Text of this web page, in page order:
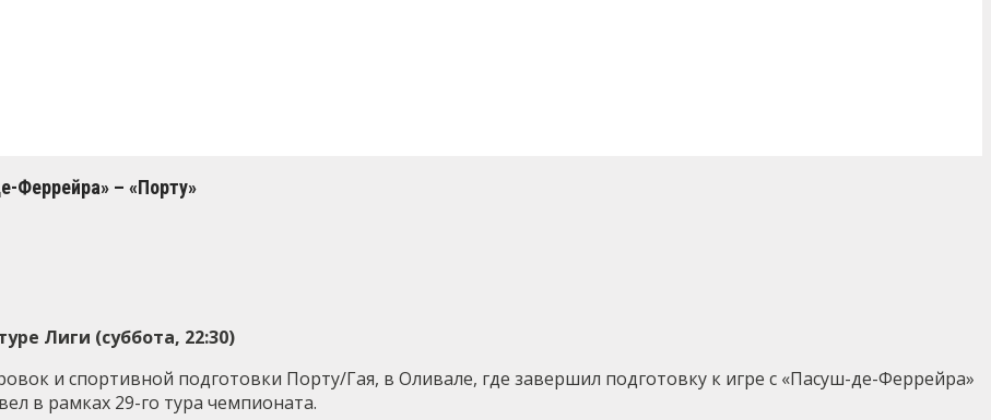
Феррейра» – «Порту»
Лиги (суббота, 22:30)
и спортивной подготовки Порту/Гая, в Оливале, где завершил подготовку к игре с «Пасуш-де-Феррейра»
в рамках 29-го тура чемпионата.